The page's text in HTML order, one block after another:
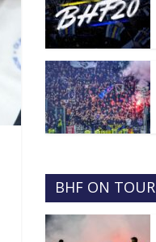
BHF ON TOUR